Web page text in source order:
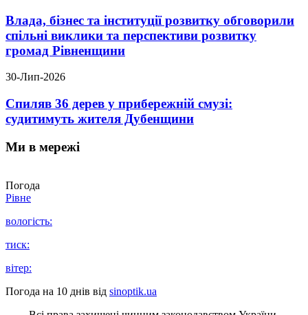
Влада, бізнес та інституції розвитку обговорили
спільні виклики та перспективи розвитку
громад Рівненщини
30-Лип-2026
Спиляв 36 дерев у прибережній смузі:
судитимуть жителя Дубенщини
Ми в мережі
Погода
Рівне
вологість:
тиск:
вітер:
Погода на 10 днів від sinoptik.ua